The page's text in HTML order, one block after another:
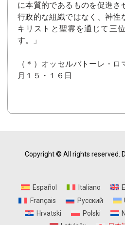
に本質的であるものを促進さ
行政的な組織ではなく、神性
キリストと聖霊を通じて三
す。」
（＊）オッセルバトーレ・
月１５・１６日
Copyright © All rights reserved.
Español Italiano
Français
Русский
Hrvatski
Polski